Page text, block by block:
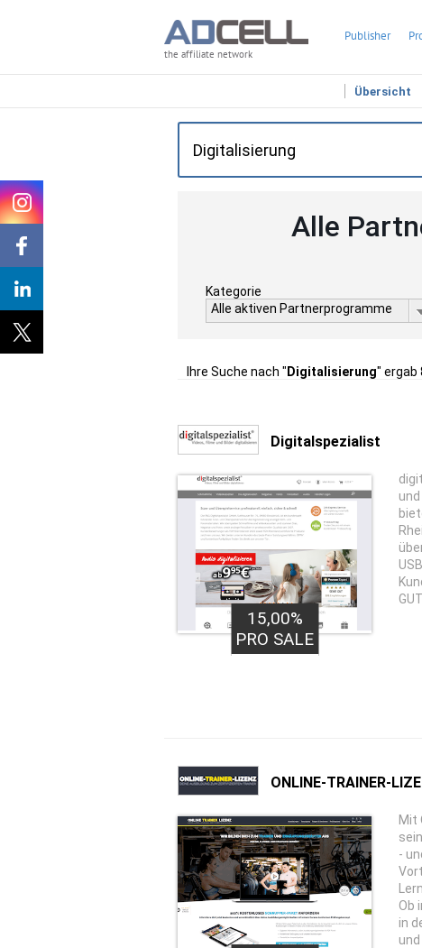
the affiliate network
Publisher
Übersicht
Alle
Kategorie
Alle aktiven Partnerprogramme
Ihre Suche nach " Digitalisierung" ergab
Digitalspezialist
15,00%
PRO SALE
ONLINE-TRAINER-
Mit
-
Ob
in